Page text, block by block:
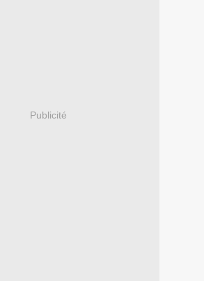
Publicité